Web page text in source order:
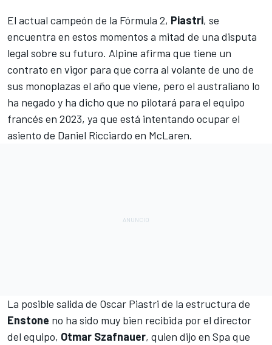
El actual campeón de la Fórmula 2, Piastri, se
encuentra en estos momentos a mitad de una disputa
legal sobre su futuro. Alpine afirma que tiene un
contrato en vigor para que corra al volante de uno de
sus monoplazas el año que viene, pero el australiano lo
ha negado y ha dicho que no pilotará para el equipo
francés en 2023, ya que está intentando ocupar el
asiento de Daniel Ricciardo en McLaren.
La posible salida de Oscar Piastri de la estructura de
Enstone no ha sido muy bien recibida por el director
del equipo, Otmar Szafnauer, quien dijo en Spa que